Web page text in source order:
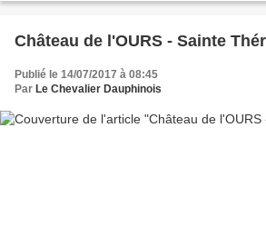
Château de l'OURS - Sainte
Publié le 14/07/2017 à 08:45
Par Le Chevalier Dauphinois